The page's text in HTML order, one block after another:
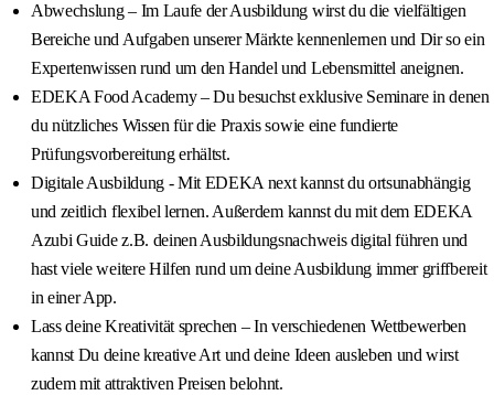
Abwechslung – Im Laufe der Ausbildung wirst du die vielfältigen
Bereiche und Aufgaben unserer Märkte kennenlernen und Dir so ein
Expertenwissen rund um den Handel und Lebensmittel aneignen.
EDEKA Food Academy – Du besuchst exklusive Seminare in denen
du nützliches Wissen für die Praxis sowie eine fundierte
Prüfungsvorbereitung erhältst.
Digitale Ausbildung - Mit EDEKA next kannst du ortsunabhängig
und zeitlich flexibel lernen. Außerdem kannst du mit dem EDEKA
Azubi Guide z.B. deinen Ausbildungsnachweis digital führen und
hast viele weitere Hilfen rund um deine Ausbildung immer griffbereit
in einer App.
Lass deine Kreativität sprechen – In verschiedenen Wettbewerben
kannst Du deine kreative Art und deine Ideen ausleben und wirst
zudem mit attraktiven Preisen belohnt.